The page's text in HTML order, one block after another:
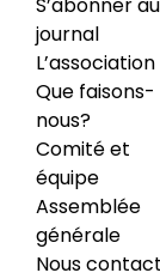
journal
L’association
Que faisons-
nous?
Comité et
équipe
Assemblée
générale
Nous